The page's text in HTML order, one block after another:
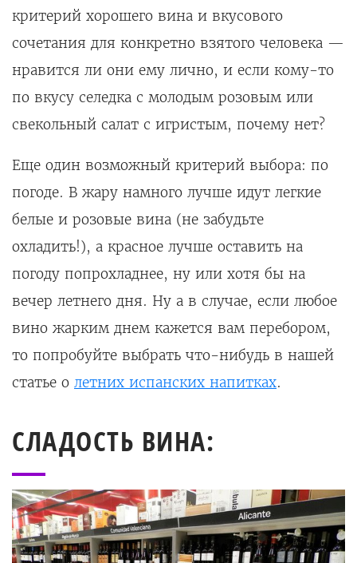
критерий хорошего вина и вкусового
сочетания для конкретно взятого человека —
нравится ли они ему лично, и если кому-то
по вкусу селедка с молодым розовым или
свекольный салат с игристым, почему нет?
Еще один возможный критерий выбора: по
погоде. В жару намного лучше идут легкие
белые и розовые вина (не забудьте
охладить!), а красное лучше оставить на
погоду попрохладнее, ну или хотя бы на
вечер летнего дня. Ну а в случае, если любое
вино жарким днем кажется вам перебором,
то попробуйте выбрать что-нибудь в нашей
статье о летних испанских напитках.
СЛАДОСТЬ ВИНА: